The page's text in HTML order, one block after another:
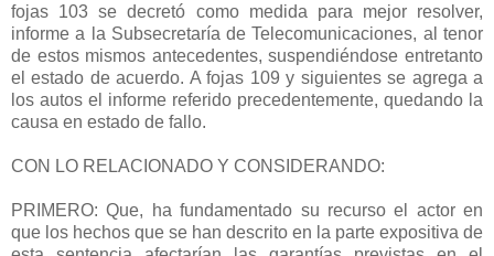
fojas 103 se decretó como medida para mejor resolver,
informe a la Subsecretaría de Telecomunicaciones, al tenor
de estos mismos antecedentes, suspendiéndose entretanto
el estado de acuerdo. A fojas 109 y siguientes se agrega a
los autos el informe referido precedentemente, quedando la
causa en estado de fallo.
CON LO RELACIONADO Y CONSIDERANDO:
PRIMERO: Que, ha fundamentado su recurso el actor en
que los hechos que se han descrito en la parte expositiva de